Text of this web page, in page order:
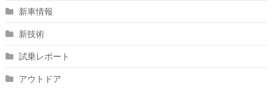
新車情報
新技術
試乗レポート
アウトドア